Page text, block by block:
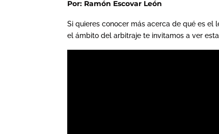
Por: Ramón Escovar León
Si quieres conocer más acerca de qué es el
el ámbito del arbitraje te invitamos a ver